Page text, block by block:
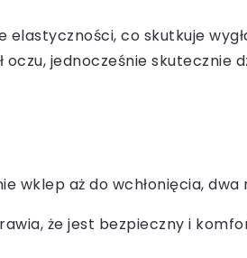
co skutkuje
jednocześnie skutecznie
wklep aż do wchłonięcia,
że jest bezpieczny i